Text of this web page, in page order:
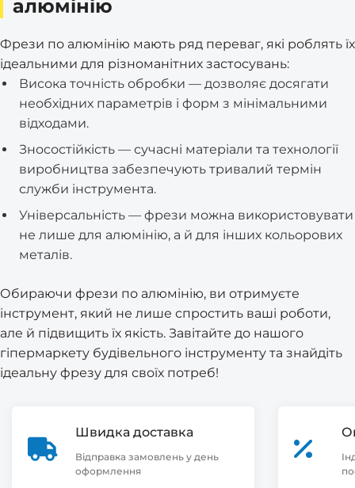
алюмінію
Фрези по алюмінію мають ряд переваг, які роблять їх
ідеальними для різноманітних застосувань:
Висока точність обробки — дозволяє досягати
необхідних параметрів і форм з мінімальними
відходами.
Зносостійкість — сучасні матеріали та технології
виробництва забезпечують тривалий термін
служби інструмента.
Універсальність — фрези можна використовувати
не лише для алюмінію, а й для інших кольорових
металів.
Обираючи фрези по алюмінію, ви отримуєте
інструмент, який не лише спростить ваші роботи,
але й підвищить їх якість. Завітайте до нашого
гіпермаркету будівельного інструменту та знайдіть
ідеальну фрезу для своїх потреб!
Швидка доставка
Відправка замовлень у день
оформлення